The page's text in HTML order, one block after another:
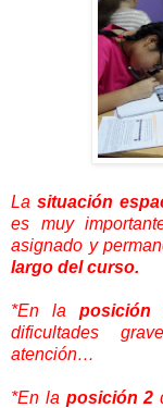
La situación
es muy
asignado y
largo del curso.
*En la posición
dificultades
atención…
*En la posición 2